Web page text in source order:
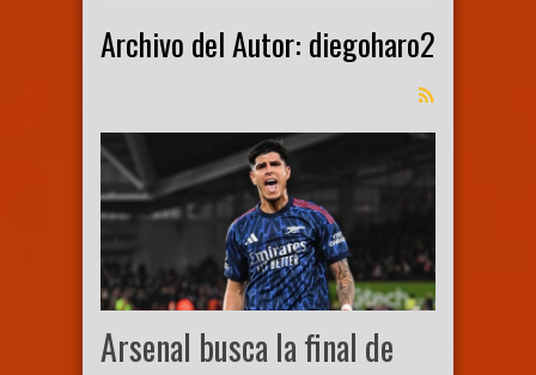
Archivo del Autor: diegoharo2
Arsenal busca la final de